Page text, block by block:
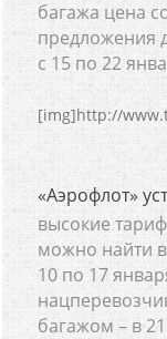
багажа цена
предложения
с 15 по 22
«Аэрофлот»
высокие
можно найти
10 по 17
багажом – в